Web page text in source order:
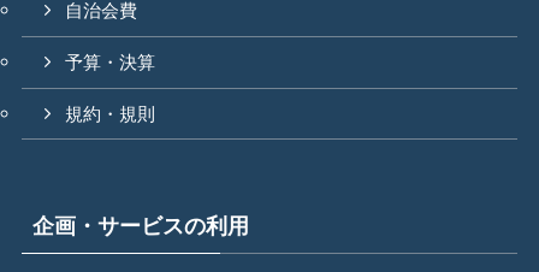
自治会費
予算・決算
規約・規則
企画・サービスの利用